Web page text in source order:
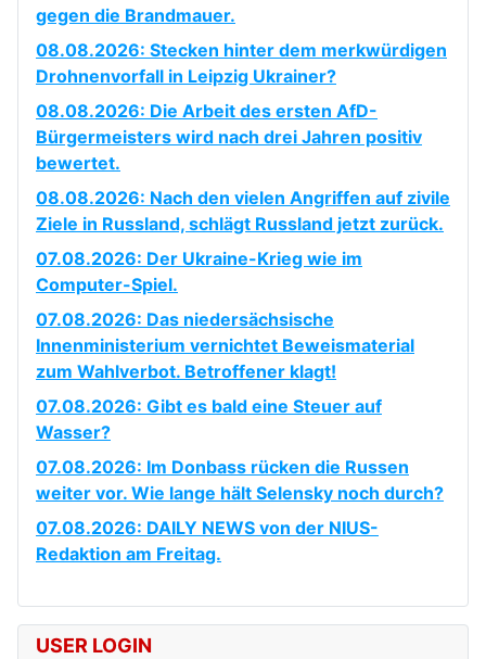
gegen die Brandmauer.
08.08.2026: Stecken hinter dem merkwürdigen
Drohnenvorfall in Leipzig Ukrainer?
08.08.2026: Die Arbeit des ersten AfD-
Bürgermeisters wird nach drei Jahren positiv
bewertet.
08.08.2026: Nach den vielen Angriffen auf zivile
Ziele in Russland, schlägt Russland jetzt zurück.
07.08.2026: Der Ukraine-Krieg wie im
Computer-Spiel.
07.08.2026: Das niedersächsische
Innenministerium vernichtet Beweismaterial
zum Wahlverbot. Betroffener klagt!
07.08.2026: Gibt es bald eine Steuer auf
Wasser?
07.08.2026: Im Donbass rücken die Russen
weiter vor. Wie lange hält Selensky noch durch?
07.08.2026: DAILY NEWS von der NIUS-
Redaktion am Freitag.
USER LOGIN